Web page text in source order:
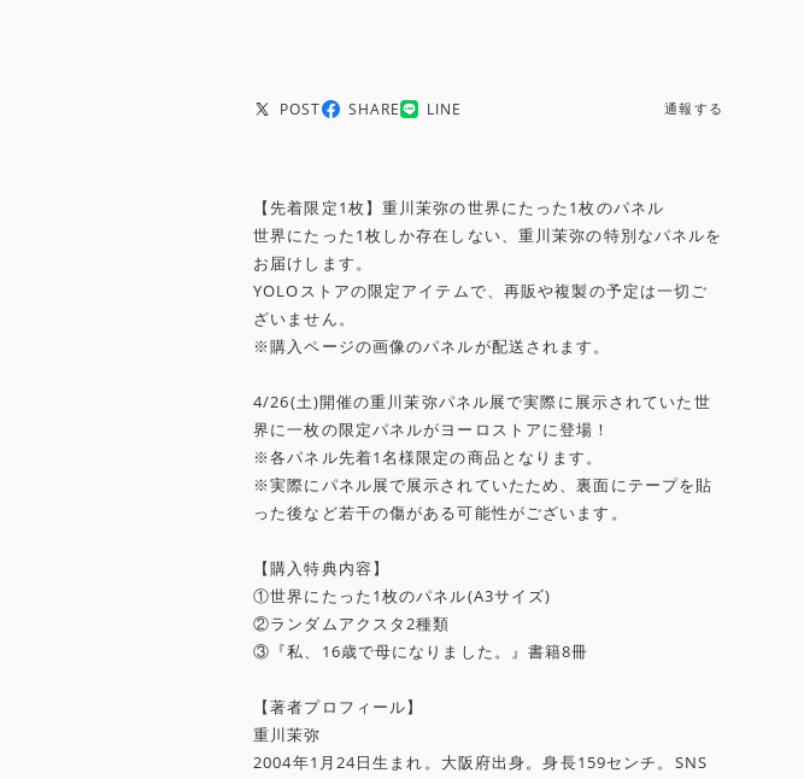
POST SHARE LINE 通報する
【先着限定1枚】重川茉弥の世界にたった1枚のパネル
世界にたった1枚しか存在しない、重川茉弥の特別なパネルを
お届けします。
YOLOストアの限定アイテムで、再販や複製の予定は一切ご
ざいません。
※購入ページの画像のパネルが配送されます。
4/26(土)開催の重川茉弥パネル展で実際に展示されていた世
界に一枚の限定パネルがヨーロストアに登場！
※各パネル先着1名様限定の商品となります。
※実際にパネル展で展示されていたため、裏面にテープを貼
った後など若干の傷がある可能性がございます。
【購入特典内容】
①世界にたった1枚のパネル(A3サイズ)
②ランダムアクスタ2種類
③『私、16歳で母になりました。』書籍8冊
【著者プロフィール】
重川茉弥
2004年1月24日生まれ。大阪府出身。身長159センチ。SNS